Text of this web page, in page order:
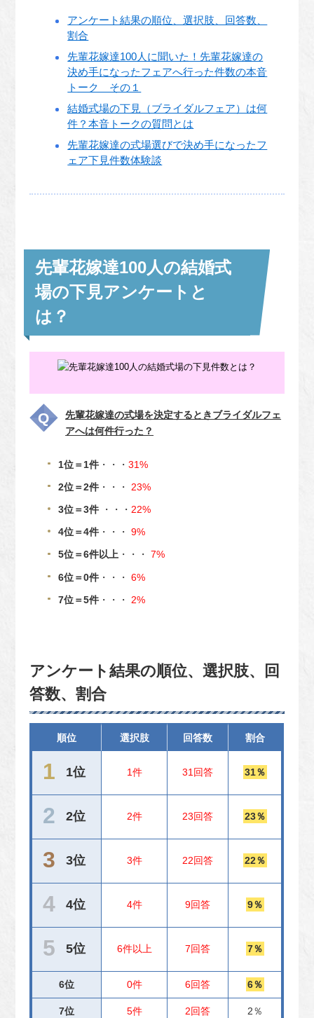
アンケート結果の順位、選択肢、回答数、
割合
先輩花嫁達100人に聞いた！先輩花嫁達の
決め手になったフェアへ行った件数の本音
トーク その１
結婚式場の下見（ブライダルフェア）は何
件？本音トークの質問とは
先輩花嫁達の式場選びで決め手になったフ
ェア下見件数体験談
先輩花嫁達100人の結婚式
場の下見アンケートと
は？
先輩花嫁達の式場を決定するときブライダルフェ
アへは何件行った？
1位＝1件 ・・・31%
2位＝2件 ・・・ 23%
3位＝3件 ・・・ 22%
4位＝4件 ・・・9%
5位＝6件以上 ・・・7%
6位＝0件 ・・・ 6%
7位＝5件 ・・・ 2%
アンケート結果の順位、選択肢、回
答数、割合
順位 選択肢 回答数 割合
1位 1件 31回答 31％
2位 2件 23回答 23％
3位 3件 22回答 22％
4位 4件 9回答 9％
5位 6件以上 7回答 7％
6位 0件 6回答 6％
7位 5件 2回答 2％